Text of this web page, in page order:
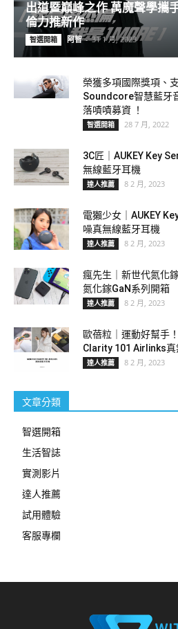
出道暨巔峰之作 萬魔聲學攜
倫力推新作
智選開箱 阿智 - 31 1 月, 2023
榮獲多項國際獎項、
Soundcore智慧藍牙
落嘖嘖募資 ！
智選開箱 28 7 月, 2022
3C匠｜AUKEY Key
無線藍牙耳機
達人推薦 8 2 月, 2023
電獺少女｜AUKEY
噪真無線藍牙耳機
達人推薦 8 2 月, 2023
瘋先生｜新世代氮化
氮化鎵GaN系列開箱
達人推薦 8 2 月, 2023
歐蓓粒｜運動好幫手
Clarity 101 Airlinks真
達人推薦 8 2 月, 2023
文章分類
智選開箱
生活智誌
實測影片
達人推薦
試用體驗
客服專欄